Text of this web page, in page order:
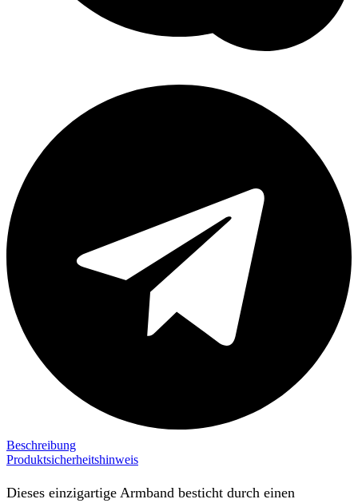
Beschreibung
Produktsicherheitshinweis
Dieses einzigartige Armband besticht durch einen